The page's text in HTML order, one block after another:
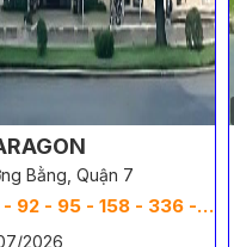
Bằng, Quận 7
- 95 - 158 - 336 - 431 m
2026